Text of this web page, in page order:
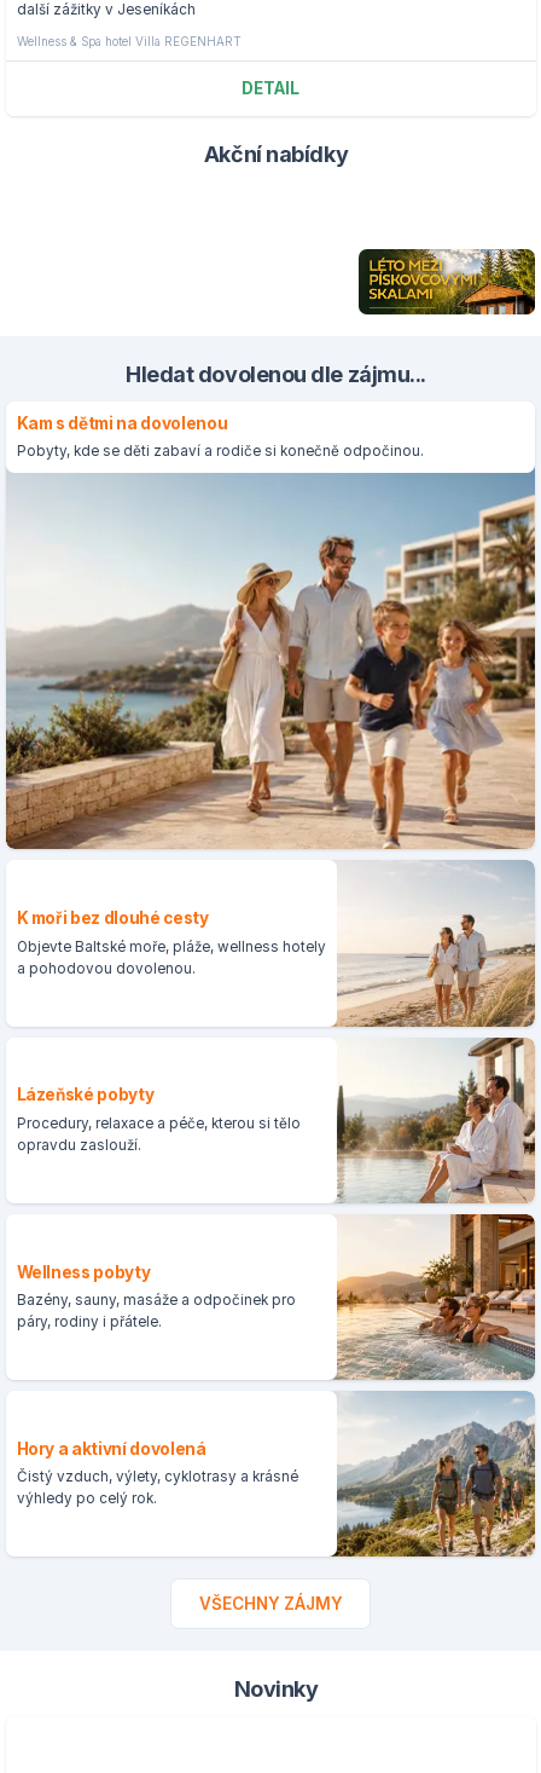
další zážitky v Jeseníkách
Wellness & Spa hotel Villa REGENHART
DETAIL
Akční nabídky
Hledat dovolenou dle zájmu...
Kam s dětmi na dovolenou
Pobyty, kde se děti zabaví a rodiče si konečně odpočinou.
K moři bez dlouhé cesty
Objevte Baltské moře, pláže, wellness hotely
a pohodovou dovolenou.
Lázeňské pobyty
Procedury, relaxace a péče, kterou si tělo
opravdu zaslouží.
Wellness pobyty
Bazény, sauny, masáže a odpočinek pro
páry, rodiny i přátele.
Hory a aktivní dovolená
Čistý vzduch, výlety, cyklotrasy a krásné
výhledy po celý rok.
VŠECHNY ZÁJMY
Novinky